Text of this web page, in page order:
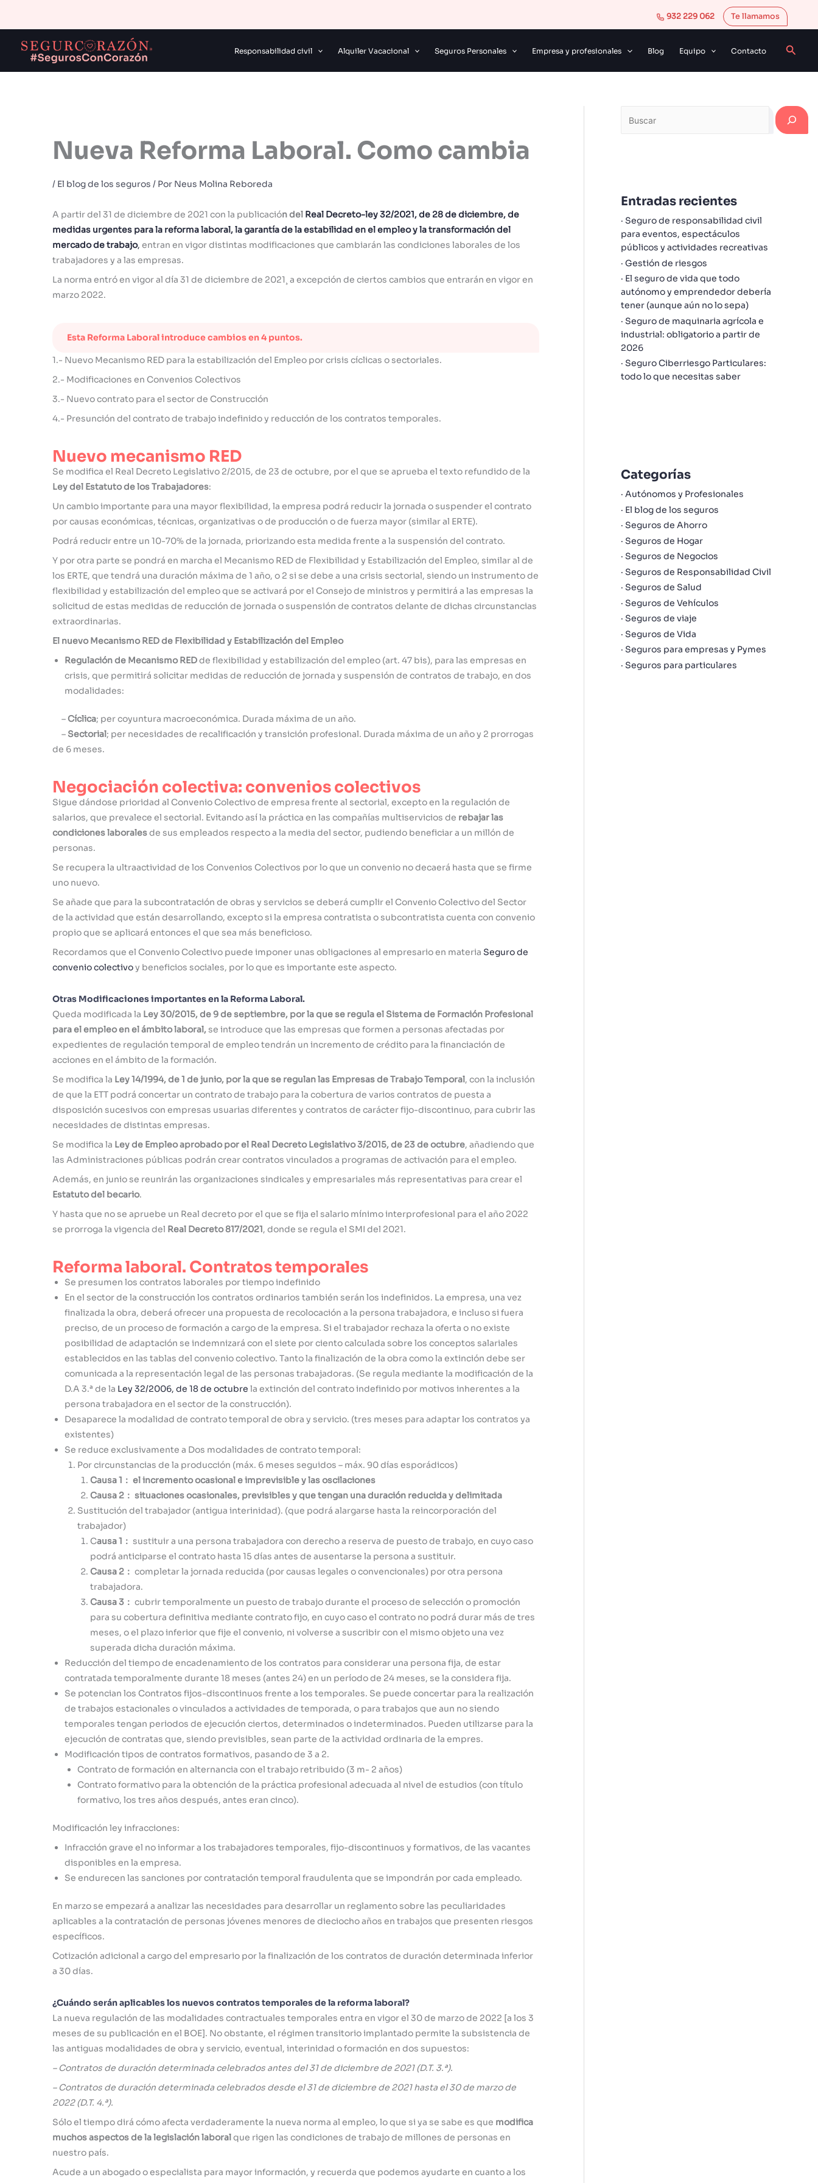
932 229 062 Te llamamos
Responsabilidad civil Alquiler Vacacional Seguros Personales Empresa y profesionales Blog Equipo Contacto
Nueva Reforma Laboral. Como cambia
/ El blog de los seguros / Por Neus Molina Reboreda
A partir del 31 de diciembre de 2021 con la publicación del Real Decreto-ley 32/2021, de 28 de diciembre, de
medidas urgentes para la reforma laboral, la garantía de la estabilidad en el empleo y la transformación del
mercado de trabajo, entran en vigor distintas modificaciones que cambiarán las condiciones laborales de los
trabajadores y a las empresas.
La norma entró en vigor al día 31 de diciembre de 2021¸ a excepción de ciertos cambios que entrarán en vigor en
marzo 2022.
Esta Reforma Laboral introduce cambios en 4 puntos.
1.- Nuevo Mecanismo RED para la estabilización del Empleo por crisis cíclicas o sectoriales.
2.- Modificaciones en Convenios Colectivos
3.- Nuevo contrato para el sector de Construcción
4.- Presunción del contrato de trabajo indefinido y reducción de los contratos temporales.
Nuevo mecanismo RED
Se modifica el Real Decreto Legislativo 2/2015, de 23 de octubre, por el que se aprueba el texto refundido de la
Ley del Estatuto de los Trabajadores:
Un cambio importante para una mayor flexibilidad, la empresa podrá reducir la jornada o suspender el contrato
por causas económicas, técnicas, organizativas o de producción o de fuerza mayor (similar al ERTE).
Podrá reducir entre un 10-70% de la jornada, priorizando esta medida frente a la suspensión del contrato.
Y por otra parte se pondrá en marcha el Mecanismo RED de Flexibilidad y Estabilización del Empleo, similar al de
los ERTE, que tendrá una duración máxima de 1 año, o 2 si se debe a una crisis sectorial, siendo un instrumento de
flexibilidad y estabilización del empleo que se activará por el Consejo de ministros y permitirá a las empresas la
solicitud de estas medidas de reducción de jornada o suspensión de contratos delante de dichas circunstancias
extraordinarias.
El nuevo Mecanismo RED de Flexibilidad y Estabilización del Empleo
Regulación de Mecanismo REDde flexibilidad y estabilización del empleo (art. 47 bis), para las empresas en
crisis, que permitirá solicitar medidas de reducción de jornada y suspensión de contratos de trabajo, en dos
modalidades:
–Cíclica; per coyuntura macroeconómica. Durada máxima de un año.
– Sectorial; per necesidades de recalificación y transición profesional. Durada máxima de un año y 2 prorrogas
de 6 meses.
Negociación colectiva: convenios colectivos
Sigue dándose prioridad al Convenio Colectivo de empresa frente al sectorial, excepto en la regulación de
salarios, que prevalece el sectorial. Evitando así la práctica en las compañías multiservicios de rebajar las
condiciones laboralesde sus empleados respecto a la media del sector, pudiendo beneficiar a un millón de
personas.
Se recupera la ultraactividad de los Convenios Colectivos por lo que un convenio no decaerá hasta que se firme
uno nuevo.
Se añade que para la subcontratación de obras y servicios se deberá cumplir el Convenio Colectivo del Sector
de la actividad que están desarrollando, excepto si la empresa contratista o subcontratista cuenta con convenio
propio que se aplicará entonces el que sea más beneficioso.
Recordamos que el Convenio Colectivo puede imponer unas obligaciones al empresario en materia Seguro de
convenio colectivoy beneficios sociales, por lo que es importante este aspecto.
Otras Modificaciones importantes en la Reforma Laboral.
Queda modificada la Ley 30/2015, de 9 de septiembre, por la que se regula el Sistema de Formación Profesional
para el empleo en el ámbito laboral,se introduce que las empresas que formen a personas afectadas por
expedientes de regulación temporal de empleo tendrán un incremento de crédito para la financiación de
acciones en el ámbito de la formación.
Se modifica la Ley 14/1994, de 1 de junio, por la que se regulan las Empresas de Trabajo Temporal, con la inclusión
de que la ETT podrá concertar un contrato de trabajo para la cobertura de varios contratos de puesta a
disposición sucesivos con empresas usuarias diferentes y contratos de carácter fijo-discontinuo, para cubrir las
necesidades de distintas empresas.
Se modifica la Ley de Empleo aprobado por el Real Decreto Legislativo 3/2015, de 23 de octubre, añadiendo que
las Administraciones públicas podrán crear contratos vinculados a programas de activación para el empleo.
Además, en junio se reunirán las organizaciones sindicales y empresariales más representativas para crear el
Estatuto del becario.
Y hasta que no se apruebe un Real decreto por el que se fija el salario mínimo interprofesional para el año 2022
se prorroga la vigencia del Real Decreto 817/2021, donde se regula el SMI del 2021.
Reforma laboral. Contratos temporales
Se presumen los contratos laborales por tiempo indefinido
En el sector de la construcción los contratos ordinarios también serán los indefinidos. La empresa, una vez
finalizada la obra, deberá ofrecer una propuesta de recolocación a la persona trabajadora, e incluso si fuera
preciso, de un proceso de formación a cargo de la empresa. Si el trabajador rechaza la oferta o no existe
posibilidad de adaptación se indemnizará con el siete por ciento calculada sobre los conceptos salariales
establecidos en las tablas del convenio colectivo. Tanto la finalización de la obra como la extinción debe ser
comunicada a la representación legal de las personas trabajadoras. (Se regula mediante la modificación de la
D.A 3.ª de la Ley 32/2006, de 18 de octubre la extinción del contrato indefinido por motivos inherentes a la
persona trabajadora en el sector de la construcción).
Desaparece la modalidad de contrato temporal de obra y servicio. (tres meses para adaptar los contratos ya
existentes)
Se reduce exclusivamente a Dos modalidades de contrato temporal:
Por circunstancias de la producción (máx. 6 meses seguidos – máx. 90 días esporádicos)
Causa 1： el incremento ocasional e imprevisible y las oscilaciones
Causa 2： situaciones ocasionales, previsibles y que tengan una duración reducida y delimitada
Sustitución del trabajador (antigua interinidad). (que podrá alargarse hasta la reincorporación del
trabajador)
Causa 1： sustituir a una persona trabajadora con derecho a reserva de puesto de trabajo, en cuyo caso
podrá anticiparse el contrato hasta 15 días antes de ausentarse la persona a sustituir.
Causa 2： completar la jornada reducida (por causas legales o convencionales) por otra persona
trabajadora.
Causa 3： cubrir temporalmente un puesto de trabajo durante el proceso de selección o promoción
para su cobertura definitiva mediante contrato fijo, en cuyo caso el contrato no podrá durar más de tres
meses, o el plazo inferior que fije el convenio, ni volverse a suscribir con el mismo objeto una vez
superada dicha duración máxima.
Reducción del tiempo de encadenamiento de los contratos para considerar una persona fija, de estar
contratada temporalmente durante 18 meses (antes 24) en un período de 24 meses, se la considera fija.
Se potencian los Contratos fijos-discontinuos frente a los temporales. Se puede concertar para la realización
de trabajos estacionales o vinculados a actividades de temporada, o para trabajos que aun no siendo
temporales tengan periodos de ejecución ciertos, determinados o indeterminados. Pueden utilizarse para la
ejecución de contratas que, siendo previsibles, sean parte de la actividad ordinaria de la empres.
Modificación tipos de contratos formativos, pasando de 3 a 2.
Contrato de formación en alternancia con el trabajo retribuido (3 m- 2 años)
Contrato formativo para la obtención de la práctica profesional adecuada al nivel de estudios (con título
formativo, los tres años después, antes eran cinco).
Modificación ley infracciones:
Infracción grave el no informar a los trabajadores temporales, fijo-discontinuos y formativos, de las vacantes
disponibles en la empresa.
Se endurecen las sanciones por contratación temporal fraudulenta que se impondrán por cada empleado.
En marzo se empezará a analizar las necesidades para desarrollar un reglamento sobre las peculiaridades
aplicables a la contratación de personas jóvenes menores de dieciocho años en trabajos que presenten riesgos
específicos.
Cotización adicional a cargo del empresario por la finalización de los contratos de duración determinada inferior
a 30 días.
¿Cuándo serán aplicables los nuevos contratos temporales de la reforma laboral?
La nueva regulación de las modalidades contractuales temporales entra en vigor el 30 de marzo de 2022 [a los 3
meses de su publicación en el BOE]. No obstante, el régimen transitorio implantado permite la subsistencia de
las antiguas modalidades de obra y servicio, eventual, interinidad o formación en dos supuestos:
– Contratos de duración determinada celebrados antes del 31 de diciembre de 2021 (D.T. 3.ª).
– Contratos de duración determinada celebrados desde el 31 de diciembre de 2021 hasta el 30 de marzo de
2022 (D.T. 4.ª).
Sólo el tiempo dirá cómo afecta verdaderamente la nueva norma al empleo, lo que si ya se sabe es que modifica
muchos aspectos de la legislación laboralque rigen las condiciones de trabajo de millones de personas en
nuestro país.
Acude a un abogado o especialista para mayor información, y recuerda que podemos ayudarte en cuanto a los
Entradas recientes
Seguro de responsabilidad civil
para eventos, espectáculos
públicos y actividades recreativas
Gestión de riesgos
El seguro de vida que todo
autónomo y emprendedor debería
tener (aunque aún no lo sepa)
Seguro de maquinaria agrícola e
industrial: obligatorio a partir de
2026
Seguro Ciberriesgo Particulares:
todo lo que necesitas saber
Categorías
Autónomos y Profesionales
El blog de los seguros
Seguros de Ahorro
Seguros de Hogar
Seguros de Negocios
Seguros de Responsabilidad Civil
Seguros de Salud
Seguros de Vehículos
Seguros de viaje
Seguros de Vida
Seguros para empresas y Pymes
Seguros para particulares